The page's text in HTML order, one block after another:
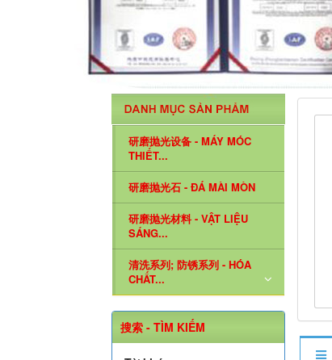
研磨抛光设备 - MÁY MÓC
THIẾT...
研磨抛光石 - ĐÁ MÀI MÒN
研磨抛光材料 - VẬT LIỆU
SÁNG...
清洗系列; 防锈系列 - HÓA
CHẤT...
搜索 - TÌM KIẾM